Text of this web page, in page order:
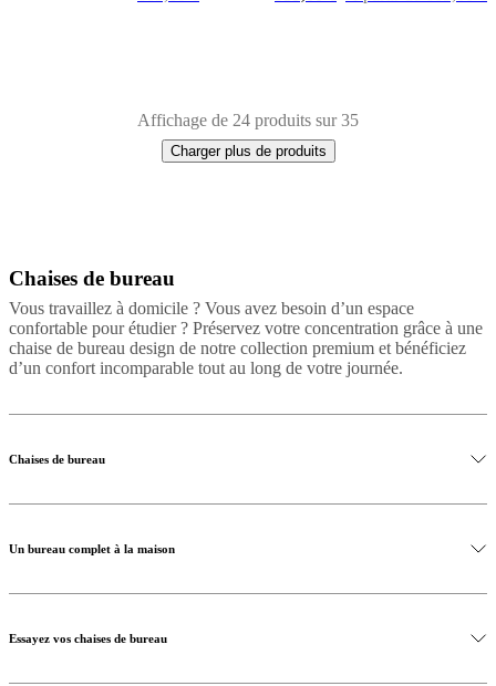
Affichage de 24 produits sur 35
Charger plus de produits
Next
page
NoirMarron BlancGrisRouge
Chaises de bureau
Vous travaillez à domicile ? Vous avez besoin d’un espace
confortable pour étudier ? Préservez votre concentration grâce à une
chaise de bureau design de notre collection premium et bénéficiez
d’un confort incomparable tout au long de votre journée.
Chaises de bureau
Un bureau complet à la maison
Essayez vos chaises de bureau